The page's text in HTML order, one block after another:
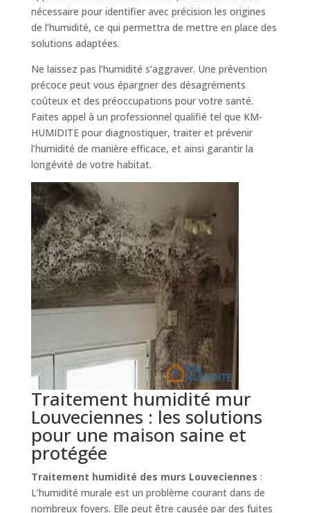
nécessaire pour identifier avec précision les origines
de l’humidité, ce qui permettra de mettre en place des
solutions adaptées.
Ne laissez pas l’humidité s’aggraver. Une prévention
précoce peut vous épargner des désagréments
coûteux et des préoccupations pour votre santé.
Faites appel à un professionnel qualifié tel que KM-
HUMIDITE pour diagnostiquer, traiter et prévenir
l’humidité de manière efficace, et ainsi garantir la
longévité de votre habitat.
Traitement humidité mur
Louveciennes : les solutions
pour une maison saine et
protégée
Traitement humidité des murs Louveciennes :
L’humidité murale est un problème courant dans de
nombreux foyers. Elle peut être causée par des fuites